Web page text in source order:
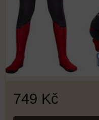
749 Kč